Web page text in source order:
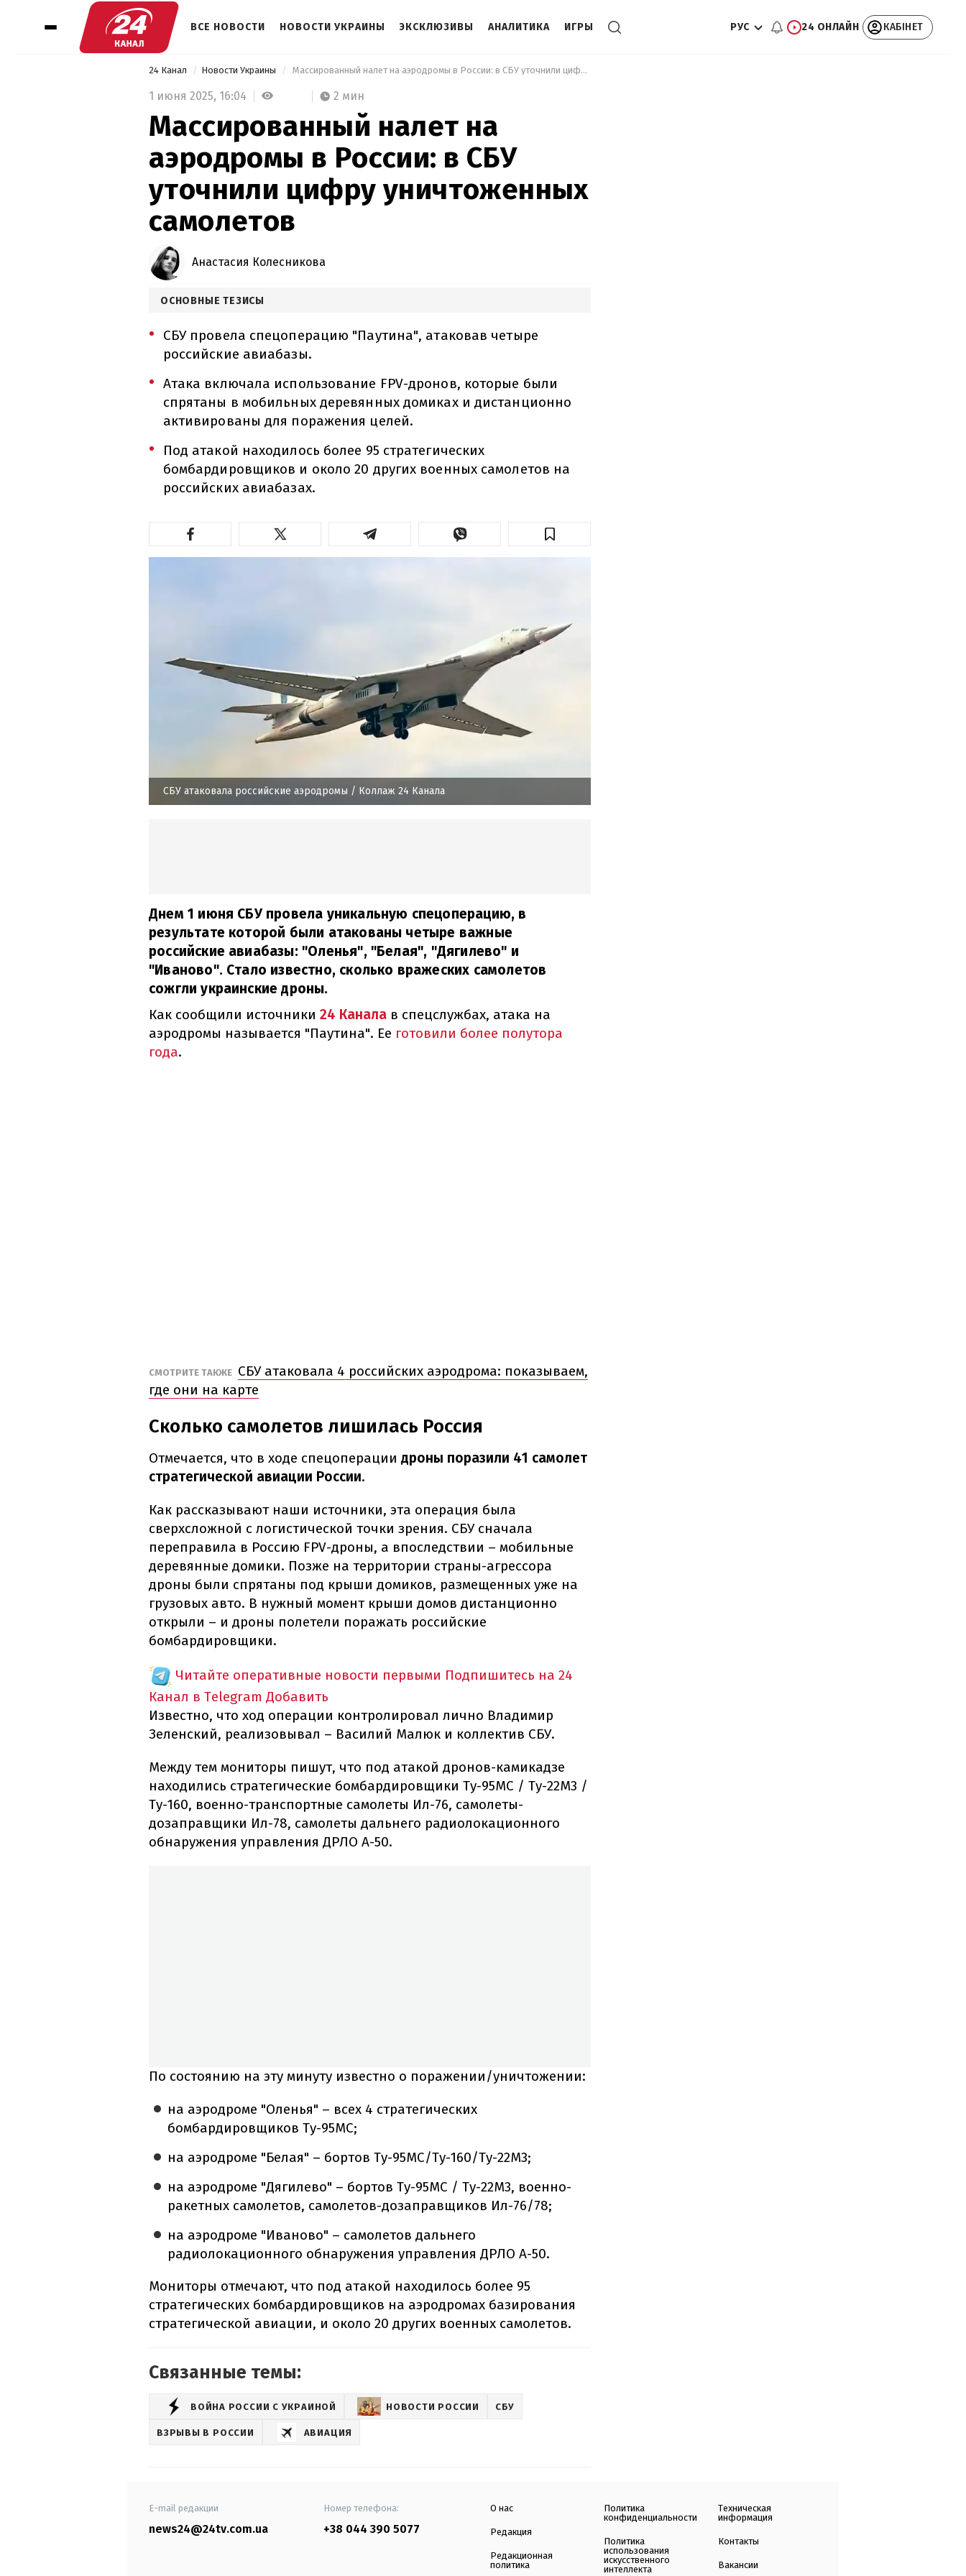
ВСЕ НОВОСТИ НОВОСТИ УКРАИНЫ ЭКСКЛЮЗИВЫ АНАЛИТИКА ИГРЫ РУС 24 ОНЛАЙН КАБІНЕТ
24 Канал Новости Украины Массированный налет на аэродромы в России: в СБУ уточнили цифру уничтоженных самолетов
1 июня 2025, 16:04 2 мин
Массированный налет на
аэродромы в России: в СБУ
уточнили цифру уничтоженных
самолетов
Анастасия Колесникова
ОСНОВНЫЕ ТЕЗИСЫ
СБУ провела спецоперацию "Паутина", атаковав четыре
российские авиабазы.
Атака включала использование FPV-дронов, которые были
спрятаны в мобильных деревянных домиках и дистанционно
активированы для поражения целей.
Под атакой находилось более 95 стратегических
бомбардировщиков и около 20 других военных самолетов на
российских авиабазах.
СБУ атаковала российские аэродромы / Коллаж 24 Канала
Днем 1 июня СБУ провела уникальную спецоперацию, в
результате которой были атакованы четыре важные
российские авиабазы: "Оленья", "Белая", "Дягилево" и
"Иваново". Стало известно, сколько вражеских самолетов
сожгли украинские дроны.
Как сообщили источники 24 Канала в спецслужбах, атака на
аэродромы называется "Паутина". Ее готовили более полутора
года.
СМОТРИТЕ ТАКЖЕ СБУ атаковала 4 российских аэродрома: показываем,
где они на карте
Сколько самолетов лишилась Россия
Отмечается, что в ходе спецоперации дроны поразили 41 самолет
стратегической авиации России.
Как рассказывают наши источники, эта операция была
сверхсложной с логистической точки зрения. СБУ сначала
переправила в Россию FPV-дроны, а впоследствии – мобильные
деревянные домики. Позже на территории страны-агрессора
дроны были спрятаны под крыши домиков, размещенных уже на
грузовых авто. В нужный момент крыши домов дистанционно
открыли – и дроны полетели поражать российские
бомбардировщики.
Читайте оперативные новости первыми Подпишитесь на 24
Канал в Telegram Добавить
Известно, что ход операции контролировал лично Владимир
Зеленский, реализовывал – Василий Малюк и коллектив СБУ.
Между тем мониторы пишут, что под атакой дронов-камикадзе
находились стратегические бомбардировщики Ту-95МС / Ту-22М3 /
Ту-160, военно-транспортные самолеты Ил-76, самолеты-
дозаправщики Ил-78, самолеты дальнего радиолокационного
обнаружения управления ДРЛО А-50.
По состоянию на эту минуту известно о поражении/уничтожении:
на аэродроме "Оленья" – всех 4 стратегических
бомбардировщиков Ту-95МС;
на аэродроме "Белая" – бортов Ту-95МС/Ту-160/Ту-22М3;
на аэродроме "Дягилево" – бортов Ту-95МС / Ту-22М3, военно-
ракетных самолетов, самолетов-дозаправщиков Ил-76/78;
на аэродроме "Иваново" – самолетов дальнего
радиолокационного обнаружения управления ДРЛО А-50.
Мониторы отмечают, что под атакой находилось более 95
стратегических бомбардировщиков на аэродромах базирования
стратегической авиации, и около 20 других военных самолетов.
Связанные темы:
ВОЙНА РОССИИ С УКРАИНОЙ НОВОСТИ РОССИИ СБУ
ВЗРЫВЫ В РОССИИ АВИАЦИЯ
E-mail редакции
news24@24tv.com.ua
Номер телефона:
+38 044 390 5077
О нас
Редакция
Редакционная
политика
Политика
конфиденциальности
Политика
использования
искусственного
интеллекта
Техническая
информация
Контакты
Вакансии